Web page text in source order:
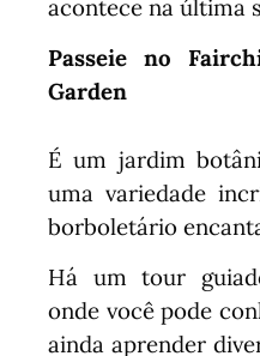
acontece na última
Passeie no
Garden
É um jardim
uma variedade
borboletário
Há um tour
onde você pode
ainda aprender